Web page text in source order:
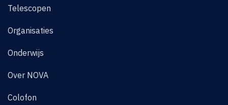
Telescopen
Organisaties
Onderwijs
Over NOVA
Colofon